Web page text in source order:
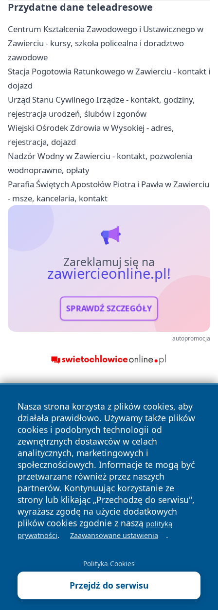
Przydatne dane teleadresowe
Centrum Kształcenia Zawodowego i Ustawicznego w
Zawierciu - kursy, szkoła policealna i doradztwo
zawodowe
Stacja Pogotowia Ratunkowego w Zawierciu - kontakt i
dojazd
Urząd Stanu Cywilnego Irządze - kontakt, godziny,
rejestracja urodzeń, ślubów i zgonów
Wiejski Ośrodek Zdrowia w Wysokiej - adres,
rejestracja, dojazd
Nadzór Wodny w Zawierciu - kontakt, pozwolenia
wodnoprawne, opłaty
Parafia Świętych Apostołów Piotra i Pawła w Zawierciu
- msze, kancelaria, kontakt
Zareklamuj się na
zawiercieonline.pl!
SPRAWDŹ SZCZEGÓŁY
autopromocja
Nasza strona korzysta z plików cookies, aby
działała prawidłowo. Używamy także plików
cookies i podobnych technologii od
zewnętrznych dostawców w celach
analitycznych, marketingowych i
społecznościowych. Informacje te mogą być
przetwarzane również przez naszych
partnerów. Kontynuując korzystanie ze
strony lub klikając „Przechodzę do serwisu",
wyrażasz zgodę na użycie dodatkowych
plików cookies zgodnie z naszą polityką
prywatności. Zaawansowane ustawienia .
Polityka Cookies
Przejdź do serwisu
Copyright © 2026 zawiercieonline.pl Wszystkie prawa
zastrzeżone.
News Autorzy
Polityka
Prywatności
Polityka
Cookies